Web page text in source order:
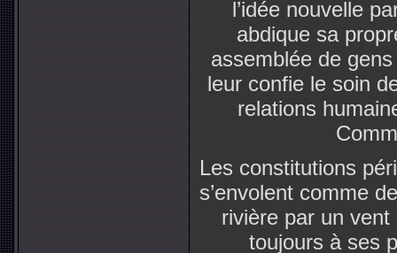
l’idée nouvelle
abdique sa
assemblée de
leur confie le soin
relations
Les constitutions
s’envolent comme
rivière par un vent
toujours à ses